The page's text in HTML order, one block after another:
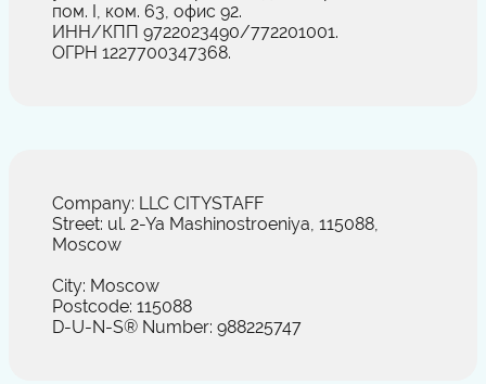
пом. I, ком. 63, офис 92.
ИНН/КПП 9722023490/772201001.
ОГРН 1227700347368.
Company: LLC CITYSTAFF
Street: ul. 2-Ya Mashinostroeniya, 115088,
Moscow
City: Moscow
Postcode: 115088
D-U-N-S® Number: 988225747